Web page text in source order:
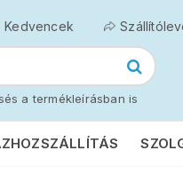
Kedvencek
a termékleírásban is